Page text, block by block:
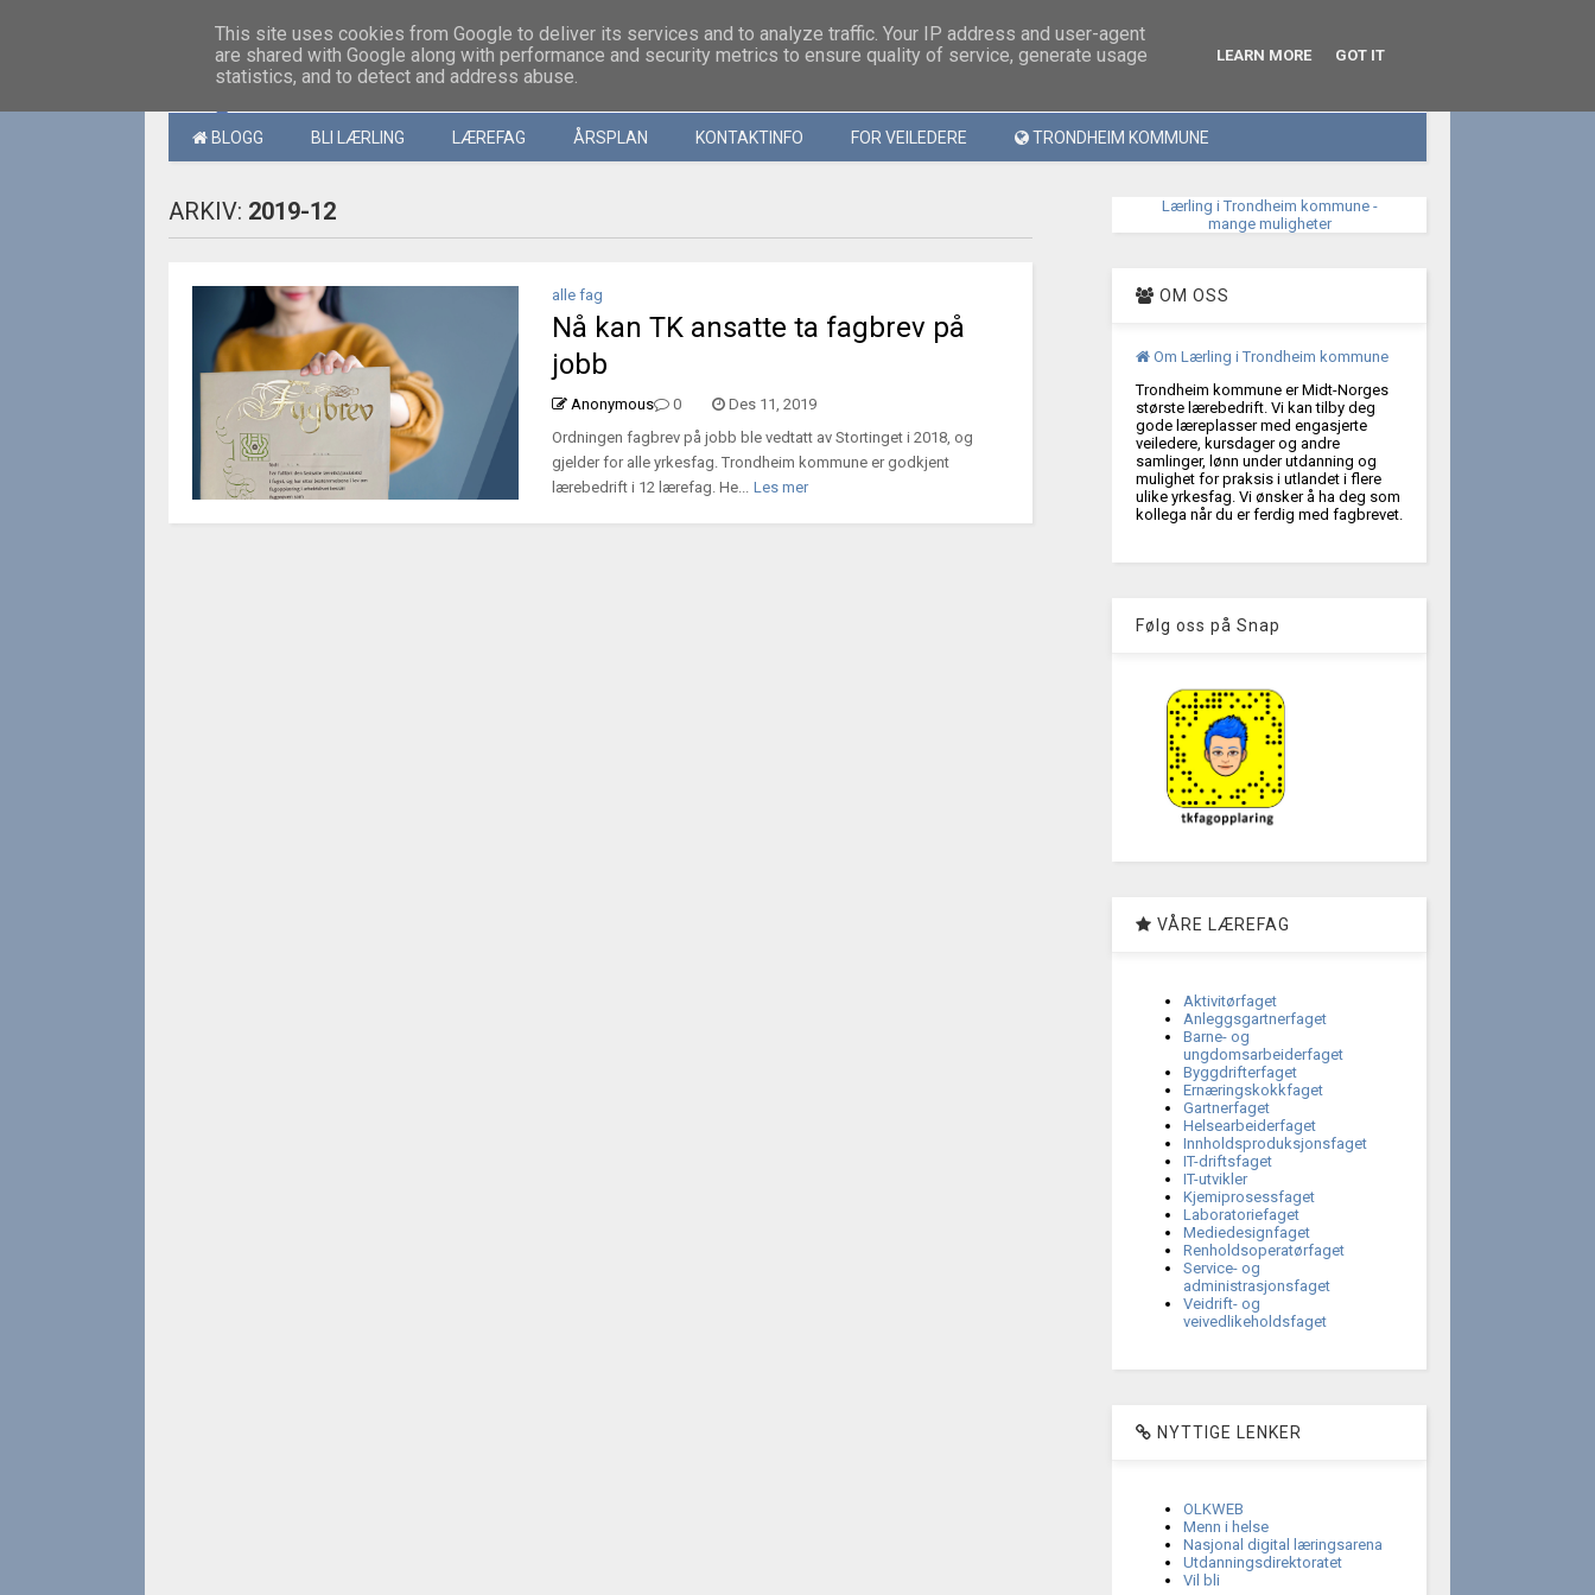
MENY
BLOGG BLI LÆRLING LÆREFAG ÅRSPLAN KONTAKTINFO FOR VEILEDERE TRONDHEIM KOMMUNE
ARKIV: 2019-12
alle fag
Nå kan TK ansatte ta fagbrev på
jobb
Anonymous 0
Des 11, 2019
Ordningen fagbrev på jobb ble vedtatt av Stortinget i 2018, og
gjelder for alle yrkesfag. Trondheim kommune er godkjent
lærebedrift i 12 lærefag. He... Les mer
Lærling i Trondheim kommune -
mange muligheter
OM OSS
Om Lærling i Trondheim kommune
Trondheim kommune er Midt-Norges
største lærebedrift. Vi kan tilby deg
gode læreplasser med engasjerte
veiledere, kursdager og andre
samlinger, lønn under utdanning og
mulighet for praksis i utlandet i flere
ulike yrkesfag. Vi ønsker å ha deg som
kollega når du er ferdig med fagbrevet.
Følg oss på Snap
VÅRE LÆREFAG
Aktivitørfaget
Anleggsgartnerfaget
Barne- og
ungdomsarbeiderfaget
Byggdrifterfaget
Ernæringskokkfaget
Gartnerfaget
Helsearbeiderfaget
Innholdsproduksjonsfaget
IT-driftsfaget
IT-utvikler
Kjemiprosessfaget
Laboratoriefaget
Mediedesignfaget
Renholdsoperatørfaget
Service- og
administrasjonsfaget
Veidrift- og
veivedlikeholdsfaget
NYTTIGE LENKER
OLKWEB
Menn i helse
Nasjonal digital læringsarena
Utdanningsdirektoratet
Vil bli
This site uses cookies from Google to deliver its services and to analyze traffic. Your IP address and user-agent
are shared with Google along with performance and security metrics to ensure quality of service, generate usage
statistics, and to detect and address abuse.
LEARN MORE GOT IT